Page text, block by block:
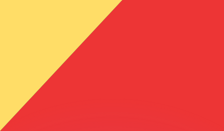
dei concorrenti.
Tale conversione ha uno scopo puramente